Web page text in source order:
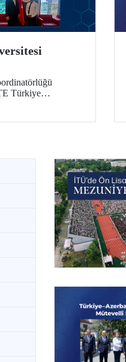
Türkiye
ilişkileri ve iş
27 Temmuz
önde gelen